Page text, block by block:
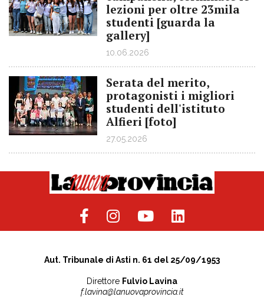
lezioni per oltre 23mila
studenti [guarda la
gallery]
10.06.2026
Serata del merito,
protagonisti i migliori
studenti dell'istituto
Alfieri [foto]
27.05.2026
Aut. Tribunale di Asti n. 61 del 25/09/1953
Direttore Fulvio Lavina
f.lavina@lanuovaprovincia.it